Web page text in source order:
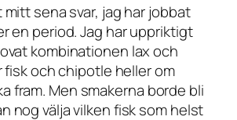
mitt sena svar, jag har jobbat
en period. Jag har uppriktigt
kombinationen lax och
fisk och chipotle heller om
fram. Men smakerna borde bli
nog välja vilken fisk som helst